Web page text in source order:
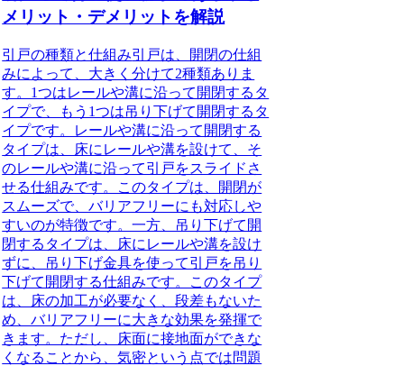
メリット・デメリットを解説
引戸の種類と仕組み引戸は、開閉の仕組
みによって、大きく分けて2種類ありま
す。1つはレールや溝に沿って開閉するタ
イプで、もう1つは吊り下げて開閉するタ
イプです。レールや溝に沿って開閉する
タイプは、床にレールや溝を設けて、そ
のレールや溝に沿って引戸をスライドさ
せる仕組みです。このタイプは、開閉が
スムーズで、バリアフリーにも対応しや
すいのが特徴です。一方、吊り下げて開
閉するタイプは、床にレールや溝を設け
ずに、吊り下げ金具を使って引戸を吊り
下げて開閉する仕組みです。このタイプ
は、床の加工が必要なく、段差もないた
め、バリアフリーに大きな効果を発揮で
きます。ただし、床面に接地面ができな
くなることから、気密という点では問題